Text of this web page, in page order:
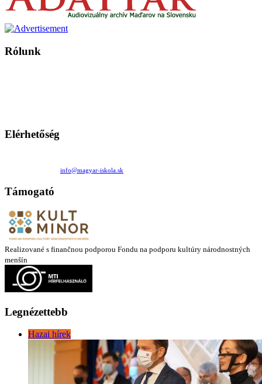
Rólunk
Elérhetőség
info@magyar-iskola.sk
Támogató
Realizované s finančnou podporou Fondu na podporu kultúry národnostných
menšín
Legnézettebb
Hazai hírek